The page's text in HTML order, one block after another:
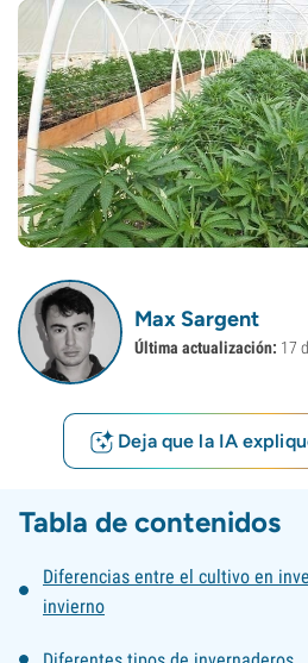
Max Sargent
Última actualización: 17
Deja que la IA
Tabla de contenidos
Diferencias entre el cultivo en
invierno